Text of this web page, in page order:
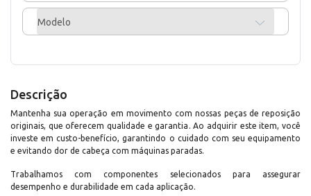
Modelo
Descrição
Mantenha sua operação em movimento com nossas peças de reposição
originais, que oferecem qualidade e garantia. Ao adquirir este item, você
investe em custo-benefício, garantindo o cuidado com seu equipamento
e evitando dor de cabeça com máquinas paradas.
Trabalhamos com componentes selecionados para assegurar
desempenho e durabilidade em cada aplicação.